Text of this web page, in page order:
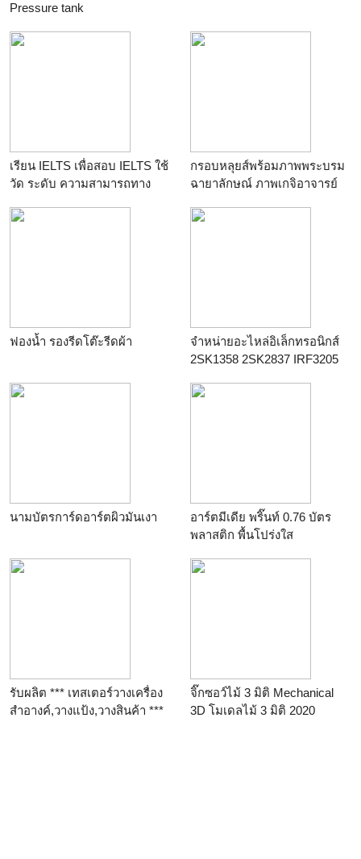
Pressure tank
เรียน IELTS เพื่อสอบ IELTS ใช้
วัด ระดับ ความสามารถทาง
กรอบหลุยส์พร้อมภาพพระบรม
ฉายาลักษณ์ ภาพเกจิอาจารย์
ฟองน้ำ รองรีดโต๊ะรีดผ้า
จำหน่ายอะไหล่อิเล็กทรอนิกส์
2SK1358 2SK2837 IRF3205
นามบัตรการ์ดอาร์ตผิวมันเงา
อาร์ตมีเดีย พริ๊นท์ 0.76 บัตร
พลาสติก พื้นโปร่งใส
รับผลิต *** เทสเตอร์วางเครื่อง
สำอางค์,วางแป้ง,วางสินค้า ***
จิ๊กซอว์ไม้ 3 มิติ Mechanical
3D โมเดลไม้ 3 มิติ 2020